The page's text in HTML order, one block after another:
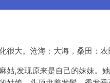
大。沧海：大海，桑田：农
姑,发现原来是自己的妹妹。